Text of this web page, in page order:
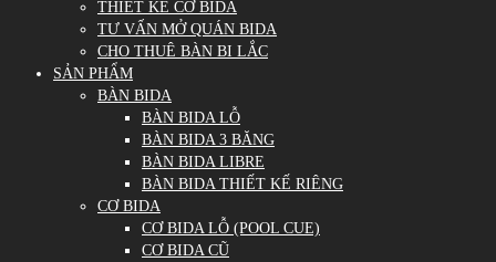
THIẾT KẾ CƠ BIDA
TƯ VẤN MỞ QUÁN BIDA
CHO THUÊ BÀN BI LẮC
SẢN PHẨM
BÀN BIDA
BÀN BIDA LỖ
BÀN BIDA 3 BĂNG
BÀN BIDA LIBRE
BÀN BIDA THIẾT KẾ RIÊNG
CƠ BIDA
CƠ BIDA LỖ (POOL CUE)
CƠ BIDA CŨ